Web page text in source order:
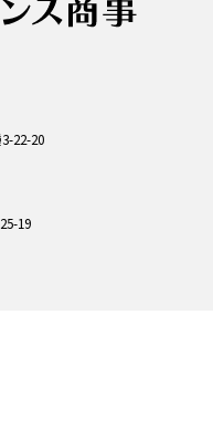
22-20
19